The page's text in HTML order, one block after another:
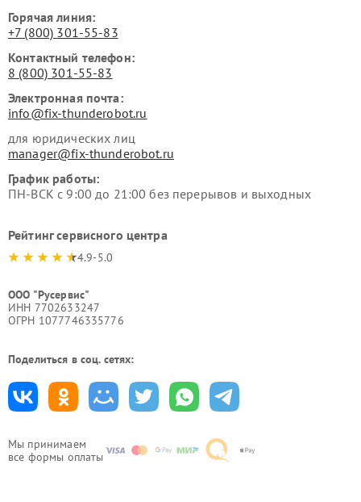
Мы принимаем
все формы оплаты
Горячая линия:
+7 (800) 301-55-83
Контактный телефон:
8 (800) 301-55-83
Электронная почта:
info@fix-thunderobot.ru
для юридических лиц
manager@fix-thunderobot.ru
График работы:
ПН-ВСК с 9:00 до 21:00 без перерывов и выходных
Рейтинг сервисного центра
4.9-5.0
ООО "Русервис"
ИНН 7702633247
ОГРН 1077746335776
Поделиться в соц. сетях: